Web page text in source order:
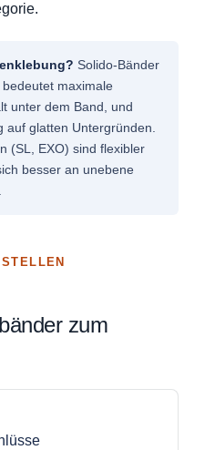
Solido-Bänder
maximale
unter dem Band, und
auf glatten Untergründen.
(SL, EXO) sind flexibler
besser an unebene
zum